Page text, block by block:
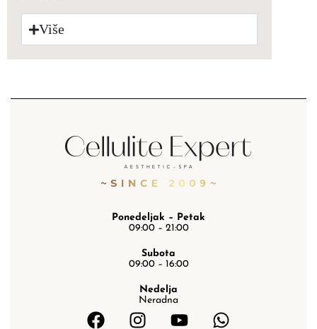
Više
Ponedeljak – Petak
09:00 – 21:00
Subota
09:00 – 16:00
Nedelja
Neradna